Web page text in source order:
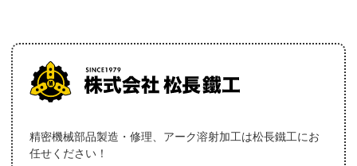
精密機械部品製造・修理、アーク溶射加工は松長鐵工にお
任せください！